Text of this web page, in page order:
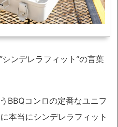
ンデレラフィット”の言葉
BBQコンロの定番なユニフ
本当にシンデレラフィット